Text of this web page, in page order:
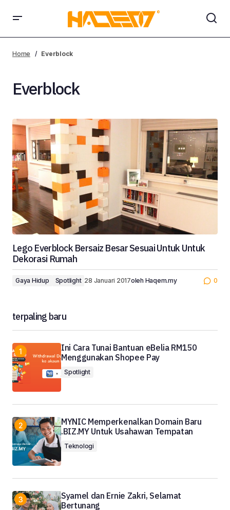
Home Everblock
Everblock
Lego Everblock Bersaiz Besar Sesuai Untuk Untuk
Dekorasi Rumah
Gaya Hidup Spotlight 28 Januari 2017oleh Haqem.my 0
terpaling baru
Ini Cara Tunai Bantuan eBelia RM150
Menggunakan Shopee Pay
Spotlight
MYNIC Memperkenalkan Domain Baru
.BIZ.MY Untuk Usahawan Tempatan
Teknologi
Syamel dan Ernie Zakri, Selamat
Bertunang